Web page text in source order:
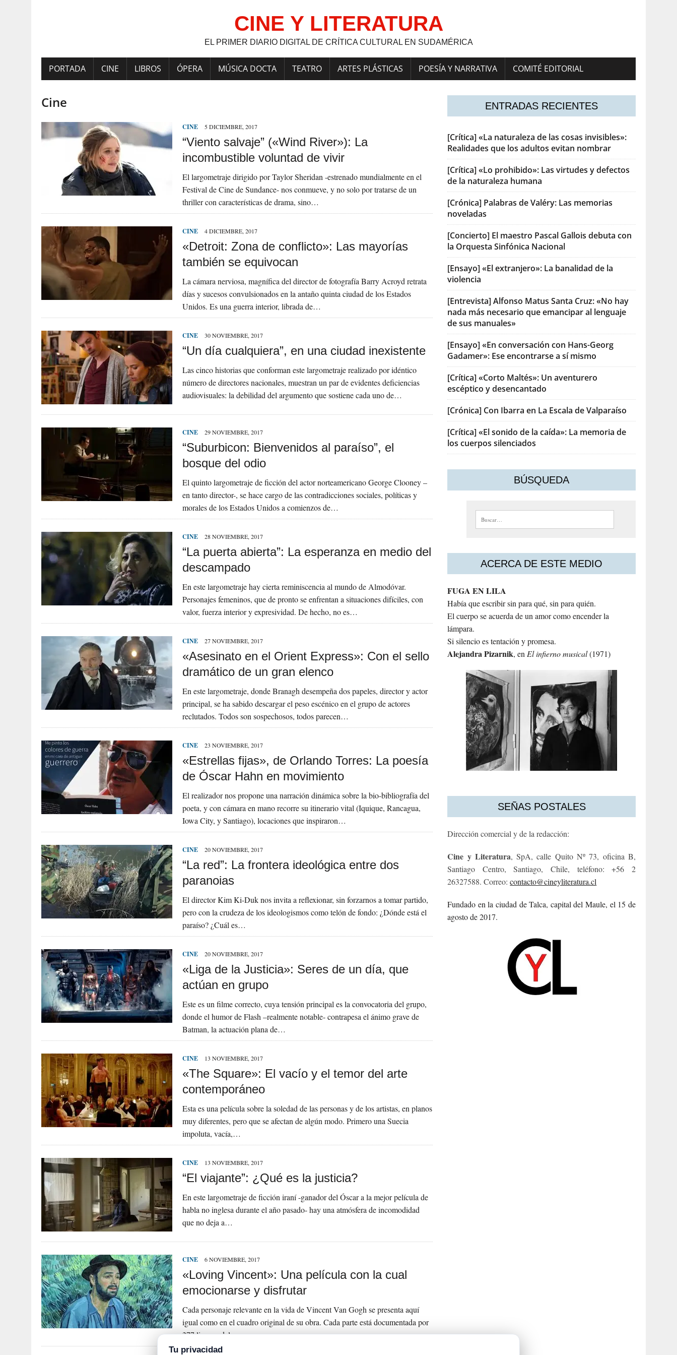
CINE Y LITERATURA
EL PRIMER DIARIO DIGITAL DE CRÍTICA CULTURAL EN SUDAMÉRICA
PORTADA CINE LIBROS ÓPERA MÚSICA DOCTA TEATRO ARTES PLÁSTICAS POESÍA Y NARRATIVA COMITÉ EDITORIAL
Cine
CINE 5 DICIEMBRE, 2017
“Viento salvaje” («Wind River»): La
incombustible voluntad de vivir
El largometraje dirigido por Taylor Sheridan -estrenado mundialmente en el
Festival de Cine de Sundance- nos conmueve, y no solo por tratarse de un
thriller con características de drama, sino…
CINE 4 DICIEMBRE, 2017
«Detroit: Zona de conflicto»: Las mayorías
también se equivocan
La cámara nerviosa, magnífica del director de fotografía Barry Acroyd retrata
días y sucesos convulsionados en la antaño quinta ciudad de los Estados
Unidos. Es una guerra interior, librada de…
CINE 30 NOVIEMBRE, 2017
“Un día cualquiera”, en una ciudad inexistente
Las cinco historias que conforman este largometraje realizado por idéntico
número de directores nacionales, muestran un par de evidentes deficiencias
audiovisuales: la debilidad del argumento que sostiene cada uno de…
CINE 29 NOVIEMBRE, 2017
“Suburbicon: Bienvenidos al paraíso”, el
bosque del odio
El quinto largometraje de ficción del actor norteamericano George Clooney –
en tanto director-, se hace cargo de las contradicciones sociales, políticas y
morales de los Estados Unidos a comienzos de…
CINE 28 NOVIEMBRE, 2017
“La puerta abierta”: La esperanza en medio del
descampado
En este largometraje hay cierta reminiscencia al mundo de Almodóvar.
Personajes femeninos, que de pronto se enfrentan a situaciones difíciles, con
valor, fuerza interior y expresividad. De hecho, no es…
CINE 27 NOVIEMBRE, 2017
«Asesinato en el Orient Express»: Con el sello
dramático de un gran elenco
En este largometraje, donde Branagh desempeña dos papeles, director y actor
principal, se ha sabido descargar el peso escénico en el grupo de actores
reclutados. Todos son sospechosos, todos parecen…
CINE 23 NOVIEMBRE, 2017
«Estrellas fijas», de Orlando Torres: La poesía
de Óscar Hahn en movimiento
El realizador nos propone una narración dinámica sobre la bio-bibliografía del
poeta, y con cámara en mano recorre su itinerario vital (Iquique, Rancagua,
Iowa City, y Santiago), locaciones que inspiraron…
CINE 20 NOVIEMBRE, 2017
“La red”: La frontera ideológica entre dos
paranoias
El director Kim Ki-Duk nos invita a reflexionar, sin forzarnos a tomar partido,
pero con la crudeza de los ideologismos como telón de fondo: ¿Dónde está el
paraíso? ¿Cuál es…
CINE 20 NOVIEMBRE, 2017
«Liga de la Justicia»: Seres de un día, que
actúan en grupo
Este es un filme correcto, cuya tensión principal es la convocatoria del grupo,
donde el humor de Flash –realmente notable- contrapesa el ánimo grave de
Batman, la actuación plana de…
CINE 13 NOVIEMBRE, 2017
«The Square»: El vacío y el temor del arte
contemporáneo
Esta es una película sobre la soledad de las personas y de los artistas, en planos
muy diferentes, pero que se afectan de algún modo. Primero una Suecia
impoluta, vacía,…
CINE 13 NOVIEMBRE, 2017
“El viajante”: ¿Qué es la justicia?
En este largometraje de ficción iraní -ganador del Óscar a la mejor película de
habla no inglesa durante el año pasado- hay una atmósfera de incomodidad
que no deja a…
CINE 6 NOVIEMBRE, 2017
«Loving Vincent»: Una película con la cual
emocionarse y disfrutar
Cada personaje relevante en la vida de Vincent Van Gogh se presenta aquí
igual como en el cuadro original de su obra. Cada parte está documentada por
377 lienzos del…
ENTRADAS RECIENTES
[Crítica] «La naturaleza de las cosas invisibles»:
Realidades que los adultos evitan nombrar
[Crítica] «Lo prohibido»: Las virtudes y defectos
de la naturaleza humana
[Crónica] Palabras de Valéry: Las memorias
noveladas
[Concierto] El maestro Pascal Gallois debuta con
la Orquesta Sinfónica Nacional
[Ensayo] «El extranjero»: La banalidad de la
violencia
[Entrevista] Alfonso Matus Santa Cruz: «No hay
nada más necesario que emancipar al lenguaje
de sus manuales»
[Ensayo] «En conversación con Hans-Georg
Gadamer»: Ese encontrarse a sí mismo
[Crítica] «Corto Maltés»: Un aventurero
escéptico y desencantado
[Crónica] Con Ibarra en La Escala de Valparaíso
[Crítica] «El sonido de la caída»: La memoria de
los cuerpos silenciados
BÚSQUEDA
Buscar:
ACERCA DE ESTE MEDIO
FUGA EN LILA
Había que escribir sin para qué, sin para quién.
El cuerpo se acuerda de un amor como encender la
lámpara.
Si silencio es tentación y promesa.
AlejandraPizarnik, enEl infierno musical(1971)
SEÑAS POSTALES
Dirección comercial y de la redacción:
Cine y Literatura, SpA, calle Quito Nº 73, oficina B,
Santiago Centro, Santiago, Chile, teléfono: +56 2
26327588. Correo:contacto@cineyliteratura.cl
Fundado en la ciudad de Talca, capital del Maule, el 15 de
agosto de 2017.
Tu privacidad